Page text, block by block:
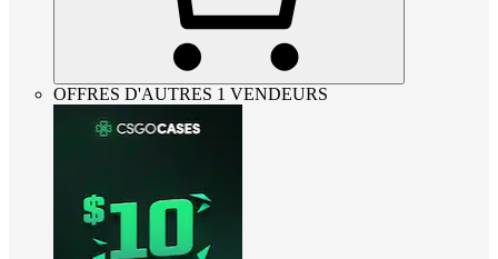
OFFRES D'AUTRES 1 VENDEURS